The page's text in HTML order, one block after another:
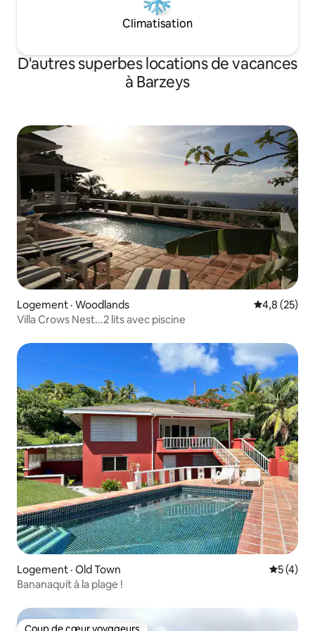
Climatisation
D'autres superbes locations de vacances
à Barzeys
Logement · Woodlands Note
4,8 (25)
Villa Crows Nest...2 lits avec piscine
Logement · Old Town Note
5 (4)
Bananaquit à la plage !